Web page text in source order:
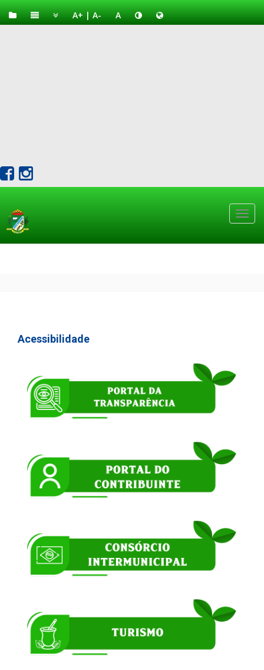
A+|A- A
Acessibilidade